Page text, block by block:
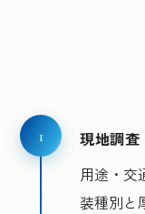
1
現地調査
用途・交
装種別と